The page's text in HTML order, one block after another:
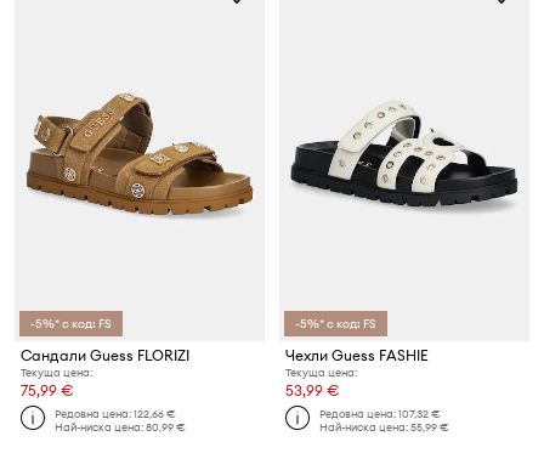
-5%* с код: FS
Сандали Guess FLORIZI
Текуща цена:
75,99 €
Редовна цена:122,66 €
Най-ниска цена:80,99 €
-5%* с код: FS
Чехли Guess FASHIE
Текуща цена:
53,99 €
Редовна цена:107,32 €
Най-ниска цена:55,99 €